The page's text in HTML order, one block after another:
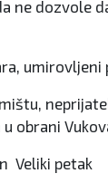
ne dozvole
obrani
Veliki petak